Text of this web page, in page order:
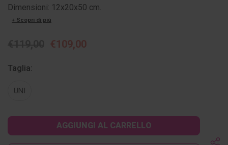
Dimensioni: 12x20x50 cm.
+ Scopri di più
€109,00
Taglia:
UNI
attuale: